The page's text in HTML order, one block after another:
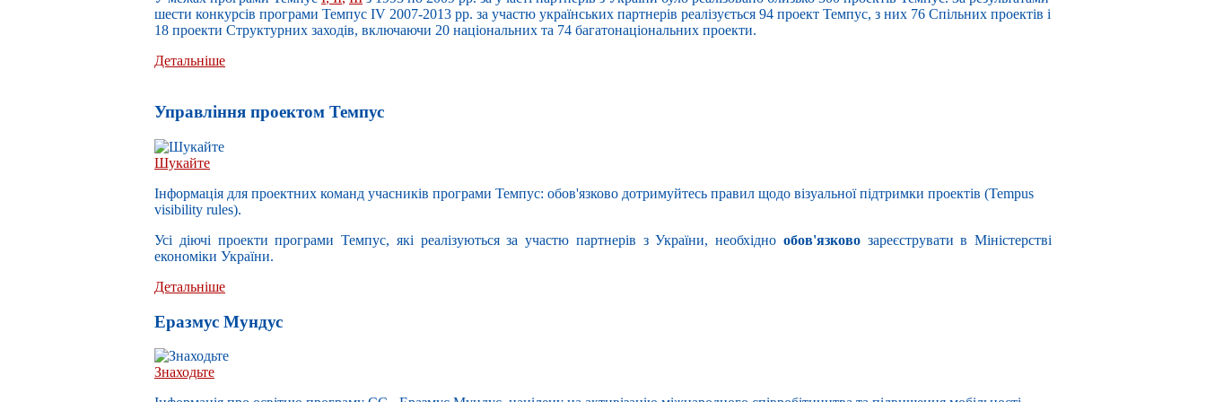
шести конкурсів програми Темпус IV 2007-2013 рр. за участю українських партнерів реалізується 94 проект Темпус, з них 76 Спільних проектів і
18 проекти Структурних заходів, включаючи 20 національних та 74 багатонаціональних проекти.
Детальніше
Управлiння проектом Темпус
Шукайте
Інформація для проектних команд учасників програми Темпус: обов'язково дотримуйтесь правил щодо візуальної підтримки проектів (Tempus
visibility rules).
Усі діючі проекти програми Темпус, які реалізуються за участю партнерів з України, необхідно обов'язковозареєструвати в Міністерстві
економіки України.
Детальніше
Еразмус Мундус
Знаходьте